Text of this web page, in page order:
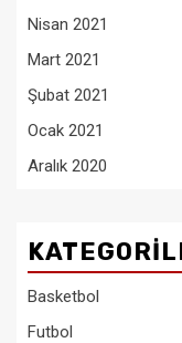
Nisan 2021
Mart 2021
Şubat 2021
Ocak 2021
Aralık 2020
Basketbol
Futbol